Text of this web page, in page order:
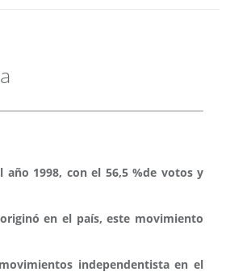
año 1998, con el 56,5 %de votos y
en el país, este movimiento
independentista en el